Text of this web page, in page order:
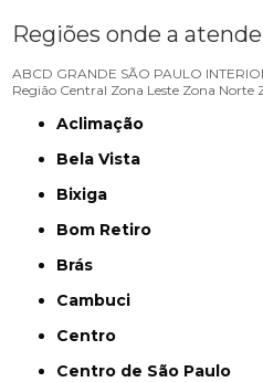
Regiões onde a atende
ABCD GRANDE SÃO PAULO
Região Central Zona Leste Zona Norte
Aclimação
Bela Vista
Bixiga
Bom Retiro
Brás
Cambuci
Centro
Centro de São Paulo